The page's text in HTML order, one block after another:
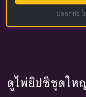
ปลอดภัย ไ
ดูไพ่ยิปซีชุดให